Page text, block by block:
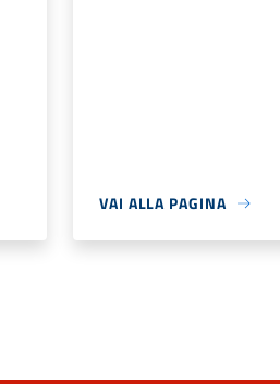
VAI ALLA PAGINA